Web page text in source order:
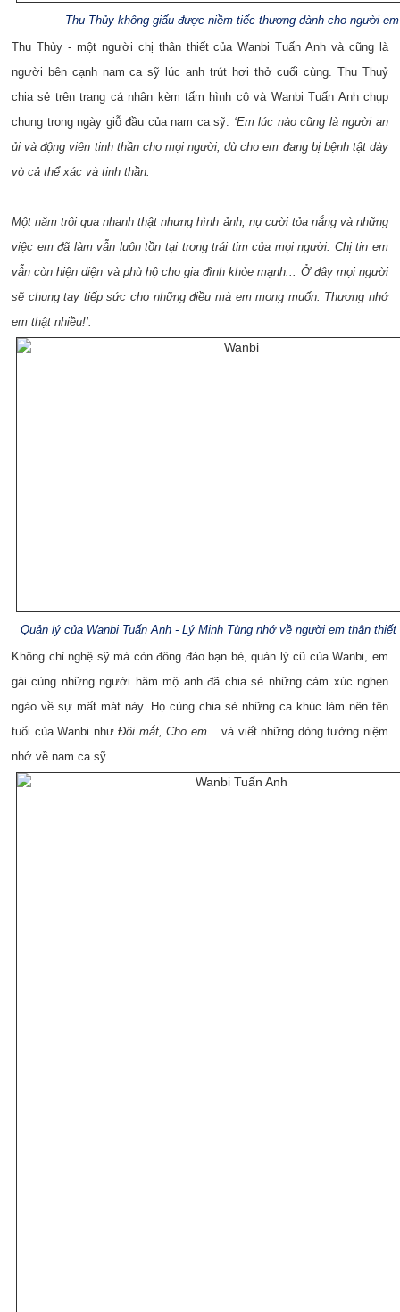
Thu Thủy không giấu được niềm tiếc thương dành cho người em
Thu Thủy - một người chị thân thiết của Wanbi Tuấn Anh và cũng là
người bên cạnh nam ca sỹ lúc anh trút hơi thở cuối cùng. Thu Thuỷ
chia sẻ trên trang cá nhân kèm tấm hình cô và Wanbi Tuấn Anh chụp
chung trong ngày giỗ đầu của nam ca sỹ: ‘Em lúc nào cũng là người an
ủi và động viên tinh thần cho mọi người, dù cho em đang bị bệnh tật dày
vò cả thể xác và tinh thần.
Một năm trôi qua nhanh thật nhưng hình ảnh, nụ cười tỏa nắng và những
việc em đã làm vẫn luôn tồn tại trong trái tim của mọi người. Chị tin em
vẫn còn hiện diện và phù hộ cho gia đình khỏe mạnh... Ở đây mọi người
sẽ chung tay tiếp sức cho những điều mà em mong muốn. Thương nhớ
em thật nhiều!’.
Quản lý của Wanbi Tuấn Anh - Lý Minh Tùng nhớ về người em thân thiết
Không chỉ nghệ sỹ mà còn đông đảo bạn bè, quản lý cũ của Wanbi, em
gái cùng những người hâm mộ anh đã chia sẻ những cảm xúc nghẹn
ngào về sự mất mát này. Họ cùng chia sẻ những ca khúc làm nên tên
tuổi của Wanbi nhưĐôi mắt, Cho em... và viết những dòng tưởng niệm
nhớ về nam ca sỹ.